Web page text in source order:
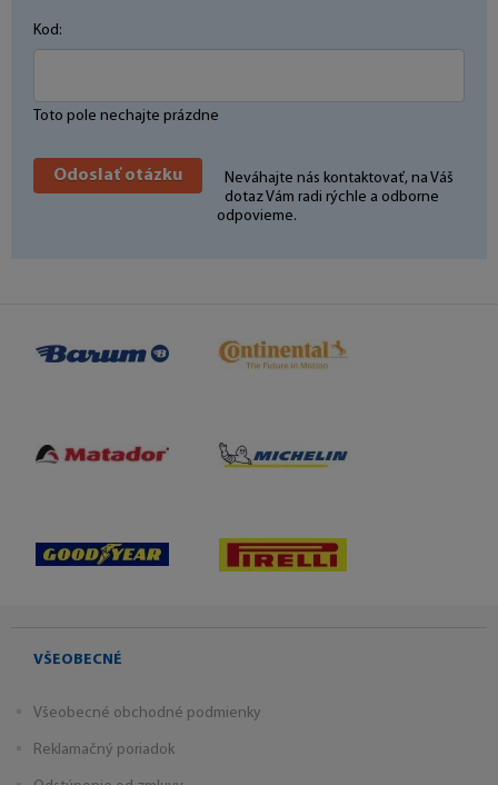
Kod:
Toto pole nechajte prázdne
Neváhajte nás kontaktovať, na Váš
dotaz Vám radi rýchle a odborne
odpovieme.
VŠEOBECNÉ
Všeobecné obchodné podmienky
Reklamačný poriadok